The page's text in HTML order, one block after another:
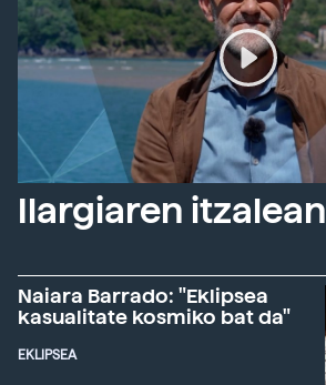
Ilargiaren itzalean
Naiara Barrado: "Eklipsea
kasualitate kosmiko bat da"
EKLIPSEA